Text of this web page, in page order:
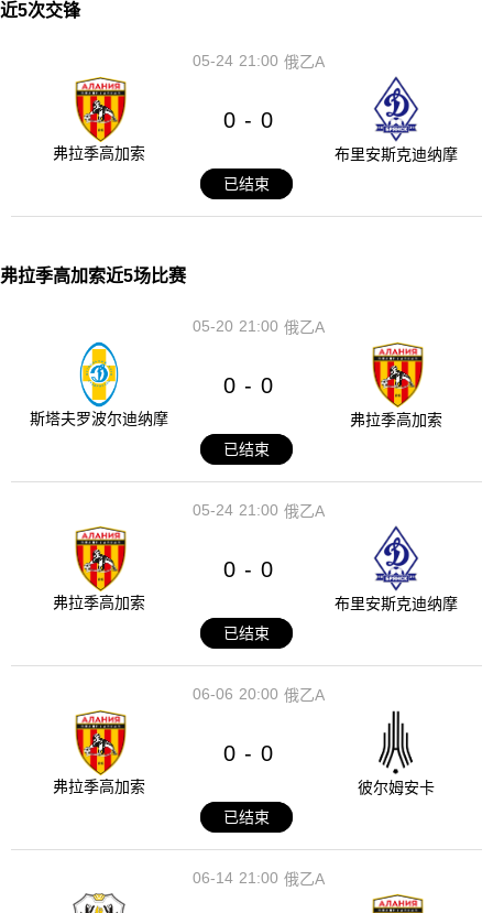
近5次交锋
21:00
05-24 俄乙A
弗拉季高加索
0 - 0
布里安斯克迪纳摩
已结束
弗拉季高加索近5场比赛
21:00
05-20 俄乙A
斯塔夫罗波尔迪纳摩
0 - 0
弗拉季高加索
已结束
21:00
05-24 俄乙A
弗拉季高加索
0 - 0
布里安斯克迪纳摩
已结束
20:00
06-06 俄乙A
弗拉季高加索
0 - 0
彼尔姆安卡
已结束
21:00
06-14 俄乙A